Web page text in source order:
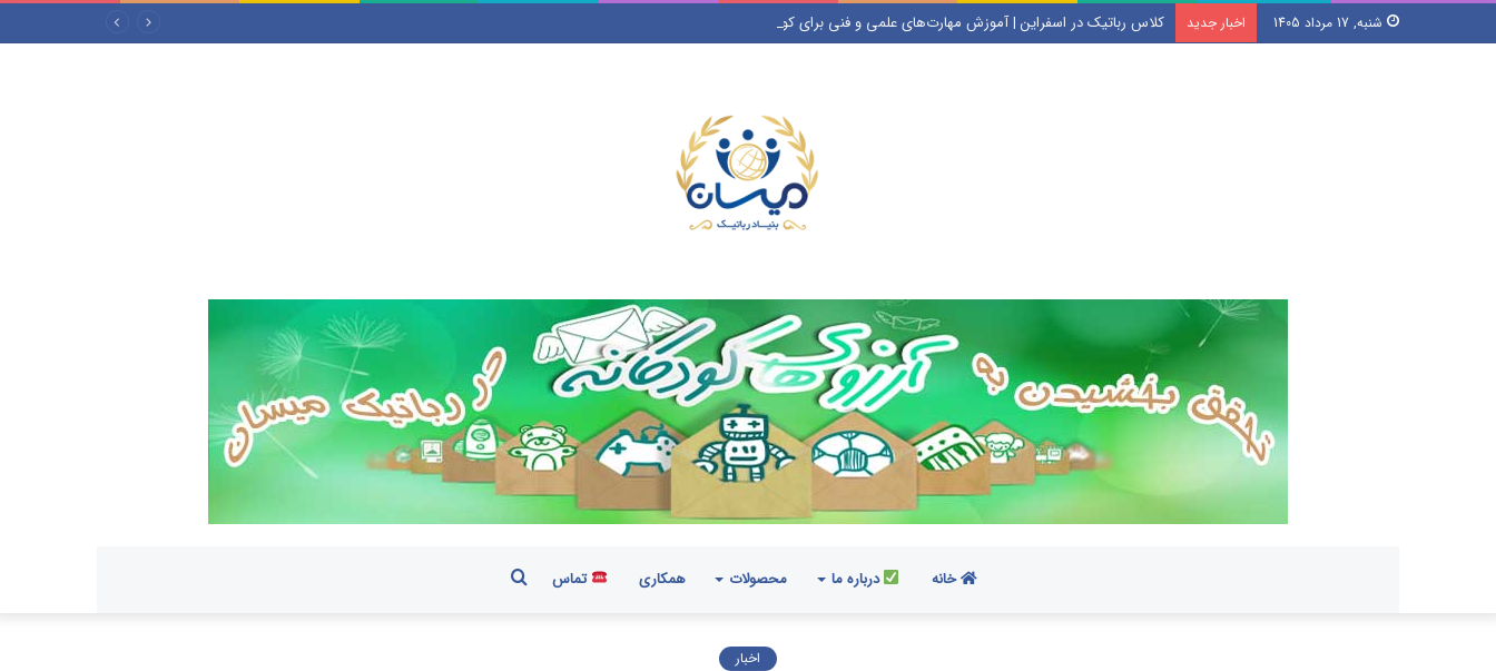
شنبه, 17 مرداد 1405 اخبار جدید کلاس رباتیک در اسفراین | آموزش مهارت‌های علمی و فنی برای کودکان و نوجوانان
خانه درباره ما محصولات همکاری تماس جستجو
اخبار